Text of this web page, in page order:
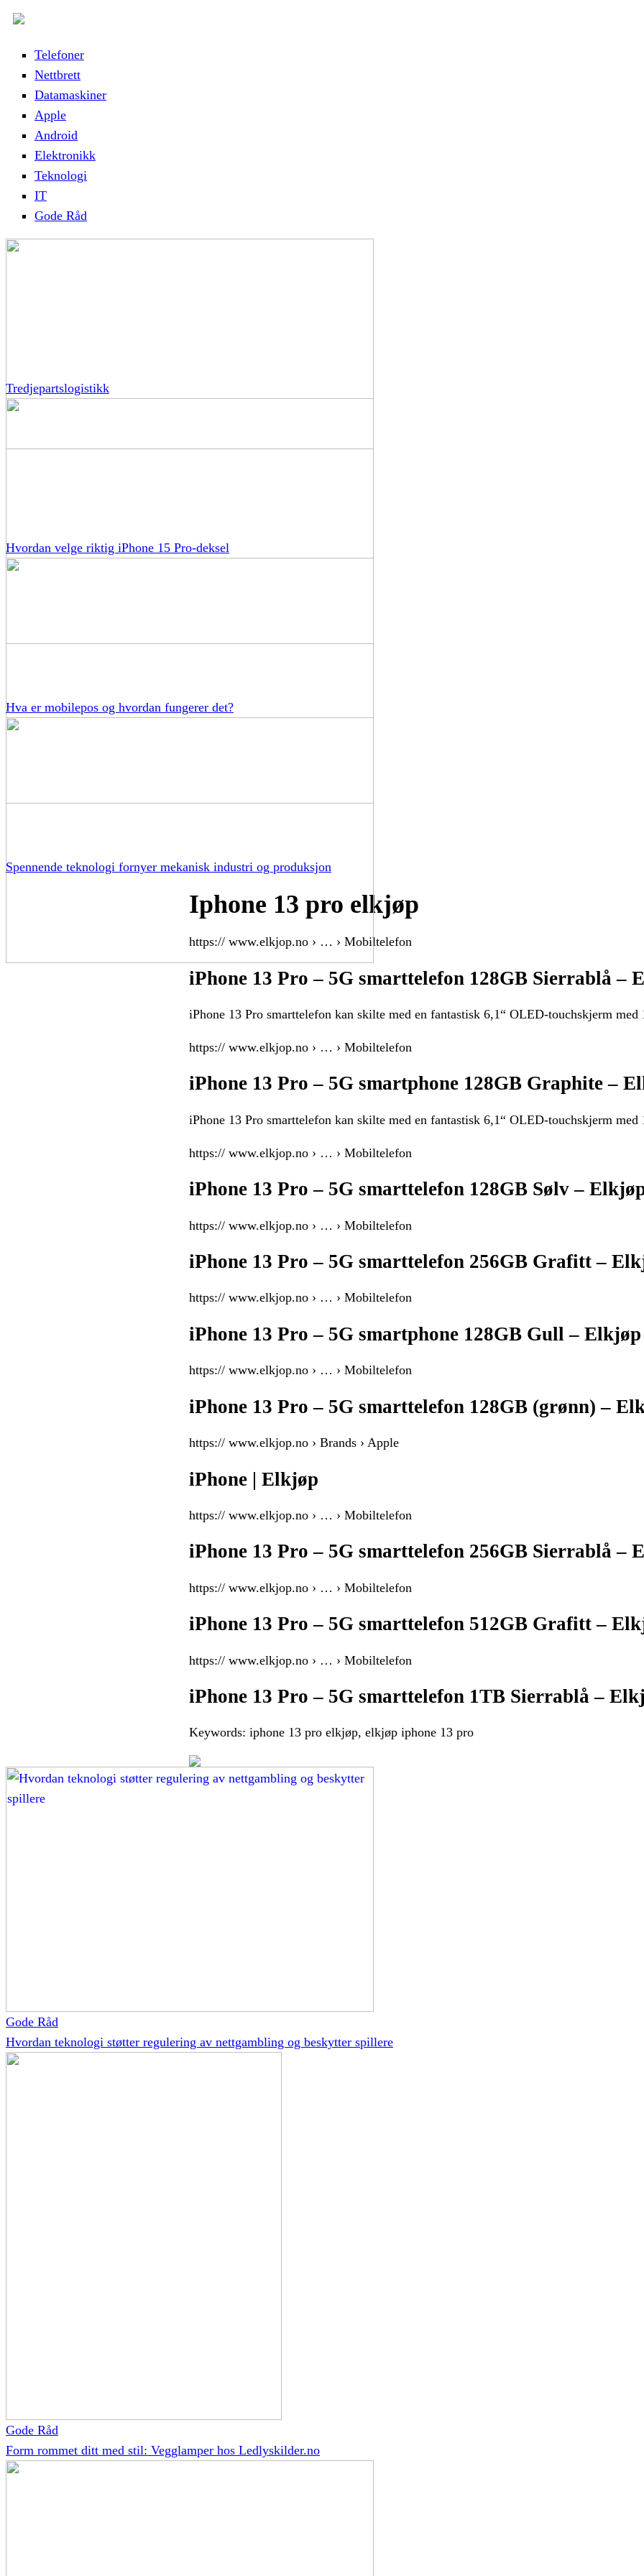
Telefoner
Nettbrett
Datamaskiner
Apple
Android
Elektronikk
Teknologi
IT
Gode Råd
Tredjepartslogistikk
Hvordan velge riktig iPhone 15 Pro-deksel
Hva er mobilepos og hvordan fungerer det?
Spennende teknologi fornyer mekanisk industri og produksjon
Iphone 13 pro elkjøp
https:// www.elkjop.no › … › Mobiltelefon
iPhone 13 Pro – 5G smarttelefon 128GB Sierrablå –
iPhone 13 Pro smarttelefon kan skilte med en fantastisk 6,1“ OLED-touchskjerm
https:// www.elkjop.no › … › Mobiltelefon
iPhone 13 Pro – 5G smartphone 128GB Graphite –
iPhone 13 Pro smarttelefon kan skilte med en fantastisk 6,1“ OLED-touchskjerm
https:// www.elkjop.no › … › Mobiltelefon
iPhone 13 Pro – 5G smarttelefon 128GB Sølv –
https:// www.elkjop.no › … › Mobiltelefon
iPhone 13 Pro – 5G smarttelefon 256GB Grafitt –
https:// www.elkjop.no › … › Mobiltelefon
iPhone 13 Pro – 5G smartphone 128GB Gull – Elkjøp
https:// www.elkjop.no › … › Mobiltelefon
iPhone 13 Pro – 5G smarttelefon 128GB (grønn) –
https:// www.elkjop.no › Brands › Apple
iPhone | Elkjøp
https:// www.elkjop.no › … › Mobiltelefon
iPhone 13 Pro – 5G smarttelefon 256GB Sierrablå –
https:// www.elkjop.no › … › Mobiltelefon
iPhone 13 Pro – 5G smarttelefon 512GB Grafitt –
https:// www.elkjop.no › … › Mobiltelefon
iPhone 13 Pro – 5G smarttelefon 1TB Sierrablå –
Keywords: iphone 13 pro elkjøp, elkjøp iphone 13 pro
Gode Råd
Hvordan teknologi støtter regulering av nettgambling og beskytter spillere
Gode Råd
Form rommet ditt med stil: Vegglamper hos Ledlyskilder.no